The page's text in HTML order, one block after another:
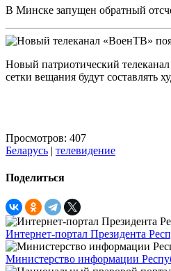
В Минске запущен обратный
Новый патриотический
сетки вещания будут составлять
Просмотров: 407
Беларусь | телевидение
Поделиться
Интернет-портал Президента
Министерство информации